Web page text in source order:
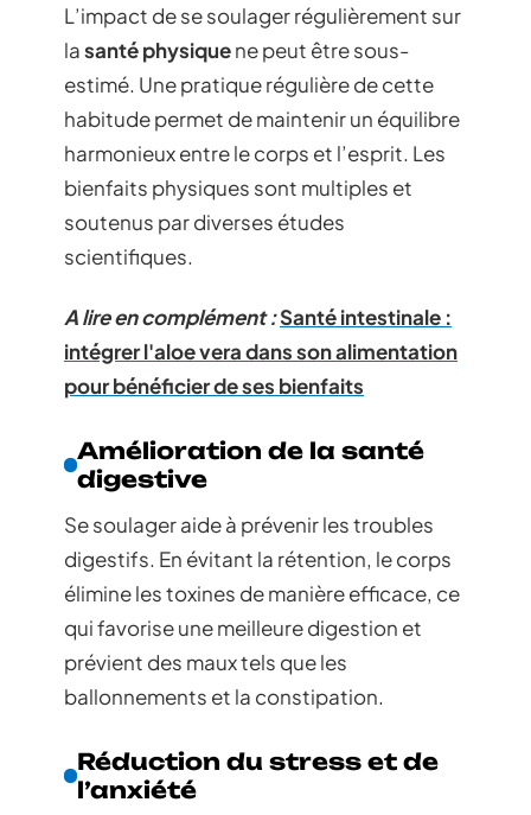
L’impact de se soulager régulièrement sur
lasanté physiquene peut être sous-
estimé. Une pratique régulière de cette
habitude permet de maintenir un équilibre
harmonieux entre le corps et l’esprit. Les
bienfaits physiques sont multiples et
soutenus par diverses études
scientifiques.
A lire en complément :Santé intestinale :
intégrer l'aloe vera dans son alimentation
pour bénéficier de ses bienfaits
Amélioration de la santé
digestive
Se soulager aide à prévenir les troubles
digestifs. En évitant la rétention, le corps
élimine les toxines de manière efficace, ce
qui favorise une meilleure digestion et
prévient des maux tels que les
ballonnements et la constipation.
Réduction du stress et de
l’anxiété